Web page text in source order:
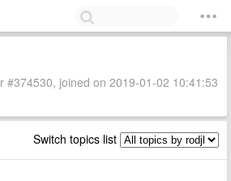
#374530, joined on 2019-01-02 10:41:53
Switch topics list